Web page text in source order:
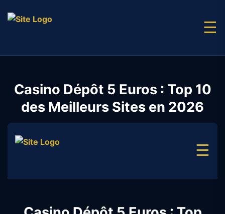
☰
Casino Dépôt 5 Euros : Top 10
des Meilleurs Sites en 2026